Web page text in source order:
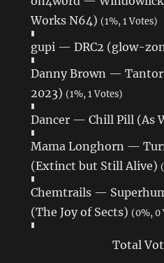
Works N64) (1%, 1 Votes)
gupi — DRC2 (glow-
Danny Brown — Tantor
2023) (1%, 1 Votes)
Dancer — Chill Pill (As
Mama Longhorn —
(Extinct but Still Alive)
Chemtrails —
(The Joy of Sects) (0%, 0
Total